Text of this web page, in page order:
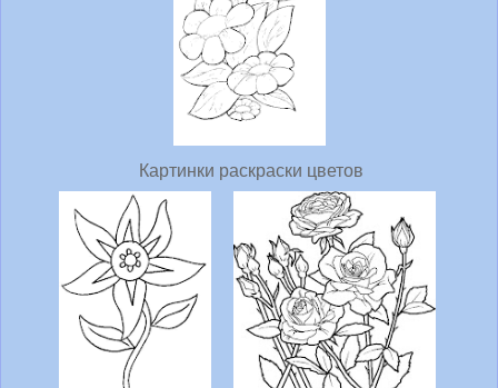
Картинки раскраски цветов